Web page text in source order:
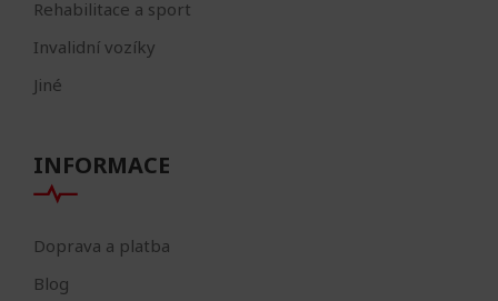
Rehabilitace a sport
Invalidní vozíky
Jiné
INFORMACE
Doprava a platba
Blog